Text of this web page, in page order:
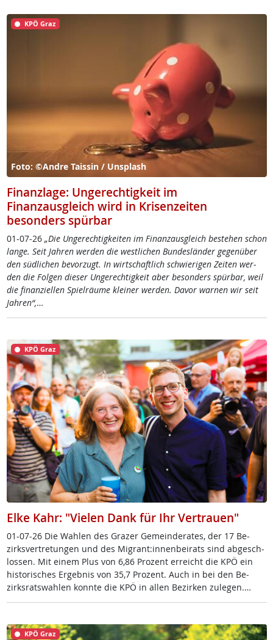
KPÖ Graz
Foto: ©Andre Taissin / Unsplash
Finanzlage: Ungerechtigkeit im
Finanzausgleich wird in Krisenzeiten
besonders spürbar
01-07-26 „Die Un­ge­rech­tig­kei­ten im Fi­nanz­aus­g­leich be­ste­hen schon
lan­ge. Seit Jah­ren wer­den die west­li­chen Bun­des­län­der ge­gen­über
den süd­li­chen be­vor­zugt. In wirt­schaft­lich schwie­ri­gen Zei­ten wer­
den die Fol­gen die­ser Un­ge­rech­tig­keit aber be­son­ders spür­bar, weil
die fi­nan­zi­el­len Spiel­räu­me klei­ner wer­den. Da­vor war­nen wir seit
Jah­ren“,…
KPÖ Graz
Elke Kahr: "Vielen Dank für Ihr Vertrauen"
01-07-26 Die Wah­len des Gra­zer Ge­mein­de­ra­tes, der 17 Be­
zirks­ver­t­re­tun­gen und des Mi­grant:in­nen­bei­rats sind ab­ge­sch­
los­sen. Mit ei­nem Plus von 6,86 Pro­zent er­reicht die KPÖ ein
his­to­ri­sches Er­geb­nis von 35,7 Pro­zent. Auch in bei den Be­
zirks­rats­wah­len konn­te die KPÖ in al­len Be­zir­ken zu­le­gen.…
KPÖ Graz